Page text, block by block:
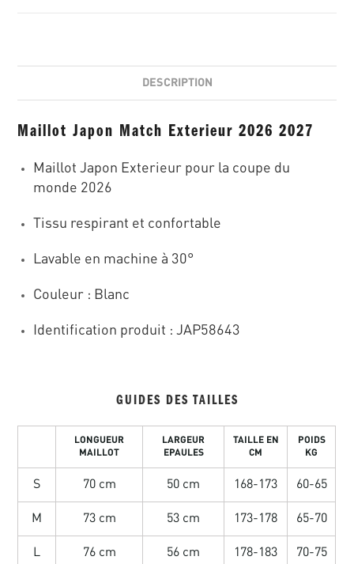
DESCRIPTION
Maillot Japon Match Exterieur 2026 2027
Maillot Japon Exterieur pour la coupe du
monde 2026
Tissu respirant et confortable
Lavable en machine à 30°
Couleur : Blanc
Identification produit : JAP58643
GUIDES DES TAILLES
LONGUEUR
MAILLOT
LARGEUR
EPAULES
TAILLE EN
CM
POIDS
KG
S 70 cm 50 cm 168-173 60-65
M 73 cm 53 cm 173-178 65-70
L 76 cm 56 cm 178-183 70-75